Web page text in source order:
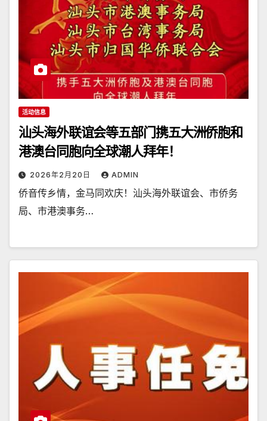
活动信息
汕头海外联谊会等五部门携五大洲侨胞和
港澳台同胞向全球潮人拜年！
2026年2月20日 ADMIN
侨音传乡情，金马同欢庆！汕头海外联谊会、市侨务
局、市港澳事务…